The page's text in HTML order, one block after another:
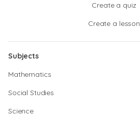
Create a quiz
Create a lesson
Subjects
Mathematics
Social Studies
Science